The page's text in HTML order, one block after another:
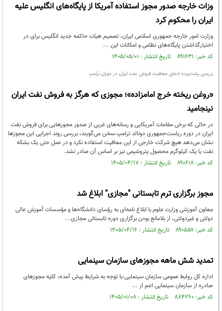
وزات خارجه صدور مجوز استفاده آمریکا از پایگاه‌های انگلیس علیه
ایران را محکوم کرد
وزارت امور خارجه جمهوری اسلامی ایران، تصمیم هیات حاکمه جدید انگلیس برای در
اختیارگذاشتن پایگاه‌های نظامی و امکانات این ...
کد خبر: ۸۹۱۶۳۱ تاریخ انتشار : ۱۴۰۵/۰۵/۰۱
بررسی پشت‌پرده ادعای معافیت فروش نفت ایران در دوران ترامپ
«روغن ریخته خرج امامزاده»؛ مجوزی که هرگز به فروش نفت ایران
نینجامید
در حالی که برخی مقامات آمریکایی و رسانه‌های غربی از صدور مجوزهایی برای فروش نفت
ایران در دوره ریاست‌جمهوری دونالد ترامپ سخن می‌گویند، بررسی روند اجرایی این مجوزها
نشان می‌دهد هیچ شرکت خارجی از این معافیت استفاده نکرد و در عمل حتی یک بشکه
نفت یا یک کیلوگرم محصول پتروشیمی نیز بر اساس آن صادر نشد.
کد خبر: ۸۹۰۶۱۸ تاریخ انتشار : ۱۴۰۵/۰۴/۱۷
مجوز برگزاری ترم تابستانی "مجازی" ابلاغ شد
معاون آموزشی وزارت علوم با ابلاغ نامه‌ای به رؤسای دانشگاه‌ها و مؤسسات آموزش عالی
دولتی و غیردولتی، از بلامانع بودن برگزاری دوره تابستانی مجازی...
کد خبر: ۸۹۰۵۵۷ تاریخ انتشار : ۱۴۰۵/۰۴/۱۶
تمدید شش ماهه مجوزهای سازمان سینمایی
اداره کل روابط عمومی سازمان سینمایی:با توجه به شرایط پیش آمده، کلیه مجوزهای
صادره از سازمان سینمایی اعم از ...
کد خبر: ۸۸۴۲۶۰ تاریخ انتشار : ۱۴۰۵/۰۱/۰۸